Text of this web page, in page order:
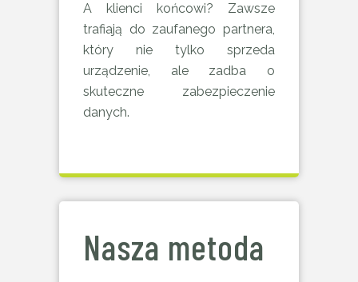
A klienci końcowi? Zawsze
trafiają do zaufanego partnera,
który nie tylko sprzeda
urządzenie, ale zadba o
skuteczne zabezpieczenie
danych.
Nasza metoda